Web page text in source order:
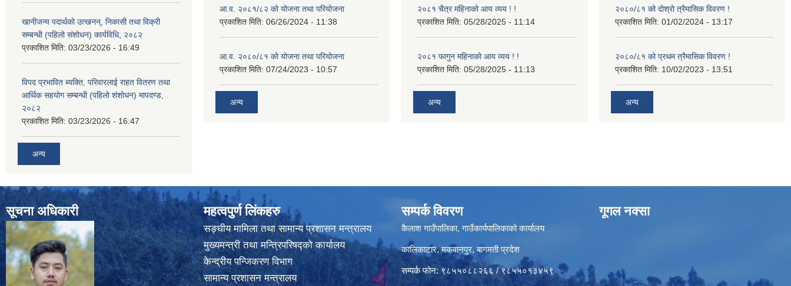
खानीजन्य पदार्थको उत्खनन्, निकासी तथा विक्री
सम्बन्धी (पहिलो संशोधन) कार्यविधि, २०८२
प्रकाशित मिति: 03/23/2026 - 16:49
विपद प्रभावित ब्यक्ति, परिवारलाई राहत वितरण तथा
आर्थिक सहयोग सम्बन्धी (पहिलो शंशोधन) मापदण्ड,
२०८२
प्रकाशित मिति: 03/23/2026 - 16:47
अन्य
आ.व. २०८१/८२ को योजना तथा परियोजना
प्रकाशित मिति: 06/26/2024 - 11:38
आ.व. २०८०/८१ को योजना तथा परियोजना
प्रकाशित मिति: 07/24/2023 - 10:57
अन्य
२०८१ चैत्र महिनाको आय व्यय ! !
प्रकाशित मिति: 05/28/2025 - 11:14
२०८१ फागुन महिनाको आय व्यय ! !
प्रकाशित मिति: 05/28/2025 - 11:13
अन्य
२०८०/८१ को दोश्रो त्रैमासिक विवरण !
प्रकाशित मिति: 01/02/2024 - 13:17
२०८०/८१ को प्रथम त्रैमासिक विवरण !
प्रकाशित मिति: 10/02/2023 - 13:51
अन्य
सूचना अधिकारी महत्वपुर्ण लिंकहरु
सङ्घीय मामिला तथा सामान्य प्रशासन मन्त्रालय
मुख्यमन्त्री तथा मन्त्रिपरिषद्‍को कार्यालय
केन्द्रीय पन्जिकरण विभाग
सामान्य प्रशासन मन्त्रालय
सम्पर्क विवरण
कैलाश गाउँपालिका, गाउँकार्यपालिकाको कार्यालय
कालिकाटार, मकवानपुर, बागमती प्रदेश
सम्पर्क फोन: ९८५५०८८२६६ / ९८५५०१३४५९
गूगल नक्सा